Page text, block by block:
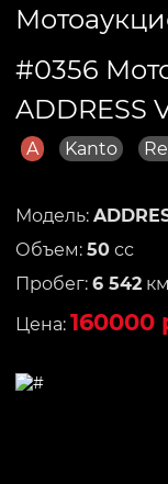
#0356
ADDRESS
A Kanto
Модель:
Объем: 50 сс
Пробег: 6 542
Цена: 160000